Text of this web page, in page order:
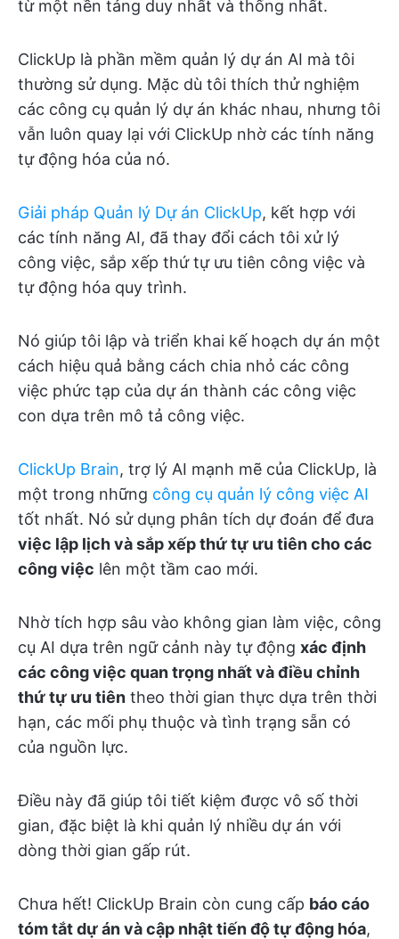
từ một nền tảng duy nhất và thống nhất.
ClickUp là phần mềm quản lý dự án AI mà tôi
thường sử dụng. Mặc dù tôi thích thử nghiệm
các công cụ quản lý dự án khác nhau, nhưng tôi
vẫn luôn quay lại với ClickUp nhờ các tính năng
tự động hóa của nó.
Giải pháp Quản lý Dự án ClickUp, kết hợp với
các tính năng AI, đã thay đổi cách tôi xử lý
công việc, sắp xếp thứ tự ưu tiên công việc và
tự động hóa quy trình.
Nó giúp tôi lập và triển khai kế hoạch dự án một
cách hiệu quả bằng cách chia nhỏ các công
việc phức tạp của dự án thành các công việc
con dựa trên mô tả công việc.
ClickUp Brain, trợ lý AI mạnh mẽ của ClickUp, là
một trong những công cụ quản lý công việc AI
tốt nhất. Nó sử dụng phân tích dự đoán để đưa
việc lập lịch và sắp xếp thứ tự ưu tiên cho các
công việc lên một tầm cao mới.
Nhờ tích hợp sâu vào không gian làm việc, công
cụ AI dựa trên ngữ cảnh này tự động xác định
các công việc quan trọng nhất và điều chỉnh
thứ tự ưu tiên theo thời gian thực dựa trên thời
hạn, các mối phụ thuộc và tình trạng sẵn có
của nguồn lực.
Điều này đã giúp tôi tiết kiệm được vô số thời
gian, đặc biệt là khi quản lý nhiều dự án với
dòng thời gian gấp rút.
Chưa hết! ClickUp Brain còn cung cấp báo cáo
tóm tắt dự án và cập nhật tiến độ tự động hóa,